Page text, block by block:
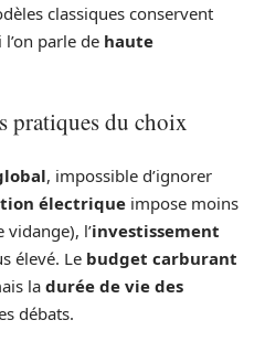
classiques conservent
parle de haute
pratiques du choix
, impossible d’ignorer
électrique impose moins
l’investissement
élevé. Le budget carburant
la durée de vie des
débats.